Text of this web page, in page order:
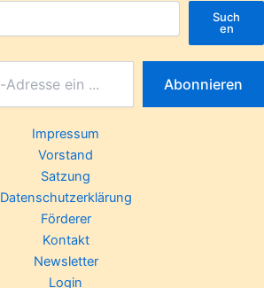
Such
en
Abonnieren
Impressum
Vorstand
Satzung
Datenschutzerklärung
Förderer
Kontakt
Newsletter
Login